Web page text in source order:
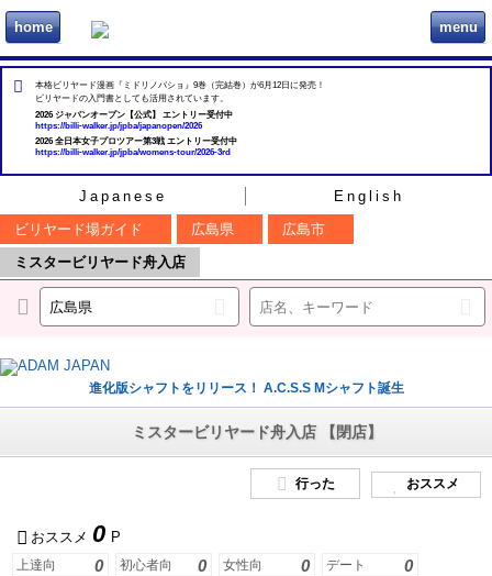
home ビリヲカ menu
本格ビリヤード漫画『ミドリノバショ』9巻（完結巻）が6月12日に発売！
ビリヤードの入門書としても活用されています。
2026 ジャパンオープン【公式】 エントリー受付中
https://billi-walker.jp/jpba/japanopen/2026
2026 全日本女子プロツアー第3戦 エントリー受付中
https://billi-walker.jp/jpba/womens-tour/2026-3rd
Japanese
English
ビリヤード場ガイド
広島県
広島市
ミスタービリヤード舟入店
進化版シャフトをリリース！ A.C.S.S Mシャフト誕生
ミスタービリヤード舟入店 【閉店】
行った おススメ
おススメ 0 P
上達向 0 初心者向 0 女性向 0 デート 0